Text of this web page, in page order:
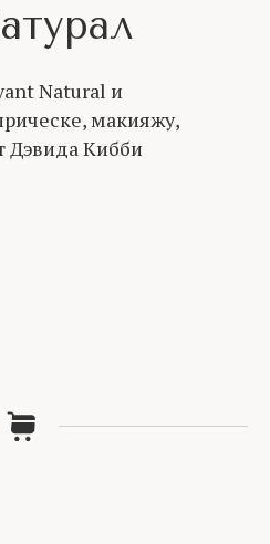
Natural и
макияжу,
Дэвида Кибби